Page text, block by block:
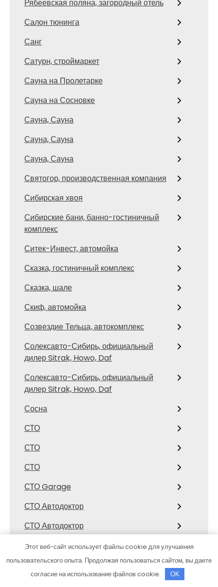
Рябеевская поляна, загородный отель
Салон тюнинга
Санг
Сатурн, строймаркет
Сауна на Пролетарке
Сауна на Сосновке
Сауна, Сауна
Сауна, Сауна
Сауна, Сауна
Святогор, производственная компания
Сибирская хвоя
Сибирские бани, банно-гостиничный
комплекс
Ситек-Инвест, автомойка
Сказка, гостиничный комплекс
Сказка, шале
Скиф, автомойка
Созвездие Тельца, автокомплекс
Солексавто-Сибирь, официальный
дилер Sitrak, Howo, Daf
Солексавто-Сибирь, официальный
дилер Sitrak, Howo, Daf
Сосна
СТО
СТО
СТО
СТО Garage
СТО Автодоктор
СТО Автодоктор
СТО Автолидер
СТО Аккорд19
Этот веб-сайт использует файлы cookie для улучшения
пользовательского опыта. Продолжая пользоваться сайтом, вы даете
согласие на использование файлов cookie.
OK